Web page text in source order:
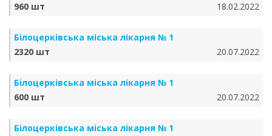
960 шт
18.02.2022
Білоцерківська міська лікарня № 1
2320 шт
20.07.2022
Білоцерківська міська лікарня № 1
600 шт
20.07.2022
Білоцерківська міська лікарня № 1